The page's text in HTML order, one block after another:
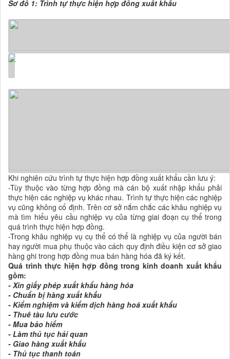
Sơ đồ 1: Trình tự thực hiện hợp đồng xuất khẩu
Khi nghiên cứu trình tự thực hiện hợp đồng xuất khẩu cần lưu ý:
-Tùy thuộc vào từng hợp đồng mà cán bộ xuất nhập khẩu phải
thực hiện các nghiệp vụ khác nhau. Trình tự thực hiện các nghiệp
vụ cũng không cố định. Trên cơ sở nắm chắc các khâu nghiệp vụ
mà tìm hiểu yêu cầu nghiệp vụ của từng giai đoạn cụ thể trong
quá trình thực hiện hợp đồng.
-Trong khâu nghiệp vụ cụ thể có thể là nghiệp vụ của người bán
hay người mua phụ thuộc vào cách quy định điều kiện cơ sở giao
hàng ghi trong hợp đồng mua bán hàng hóa đã ký kết.
Quá trình thực hiện hợp đồng trong kinh doanh xuất khẩu
gồm:
- Xin giấy phép xuất khẩu hàng hóa
- Chuẩn bị hàng xuất khẩu
- Kiểm nghiệm và kiểm dịch hàng hoá xuất khẩu
- Thuê tàu lưu cước
- Mua bảo hiểm
- Làm thủ tục hải quan
- Giao hàng xuất khẩu
- Thủ tục thanh toán